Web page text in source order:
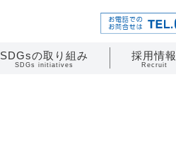
SDGsの取り組み
SDGs initiatives
採用情報
Recruit